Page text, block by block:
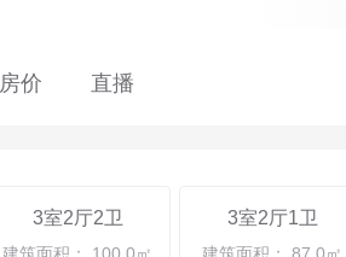
房价 直播
3室2厅2卫 3室2厅1卫